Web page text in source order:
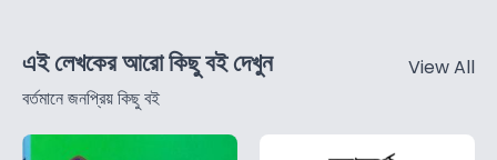
এই লেখকের আরো কিছু বই দেখুন
বর্তমানে জনপ্রিয় কিছু বই
View All